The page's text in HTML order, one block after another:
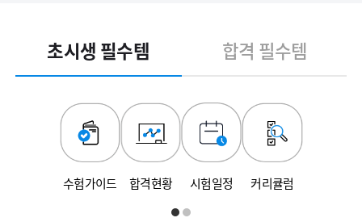
초시생 필수템 합격 필수템
수험가이드 합격현황 시험일정 커리큘럼
[안내] 재경관리사(127회)/회계관리1급(132회)/회계관리2급(133회) 원서접수 안내
[안내] 에듀윌 동영상 플레이어 변경 안내